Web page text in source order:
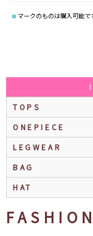
マークのものは購入可能で
TOPS
ONEPIECE
LEGWEAR
BAG
HAT